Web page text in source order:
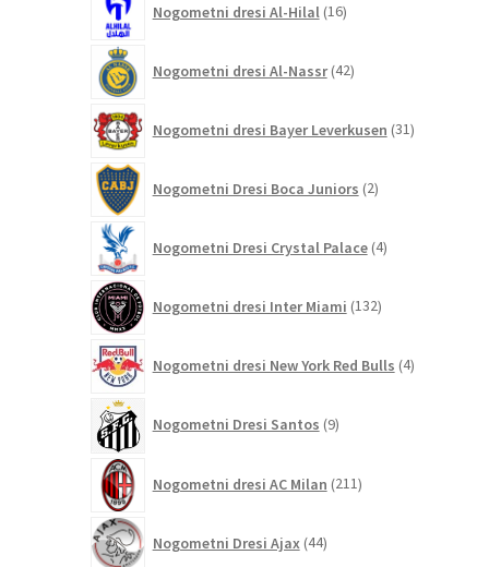
Nogometni dresi Al-Hilal 16izdelkov
Nogometni dresi Al-Nassr 42izdelkov
Nogometni dresi Bayer Leverkusen 31izdelkov
Nogometni Dresi Boca Juniors 2izdelka
Nogometni Dresi Crystal Palace 4izdelki
Nogometni dresi Inter Miami 132izdelkov
Nogometni dresi New York Red Bulls 4izdelki
Nogometni Dresi Santos 9izdelkov
Nogometni dresi AC Milan 211izdelkov
Nogometni Dresi Ajax 44izdelkov